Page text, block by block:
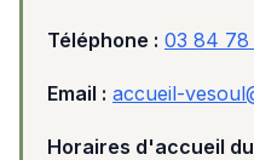
Téléphone : 03 84 78
Email : accueil-
Horaires d'accueil